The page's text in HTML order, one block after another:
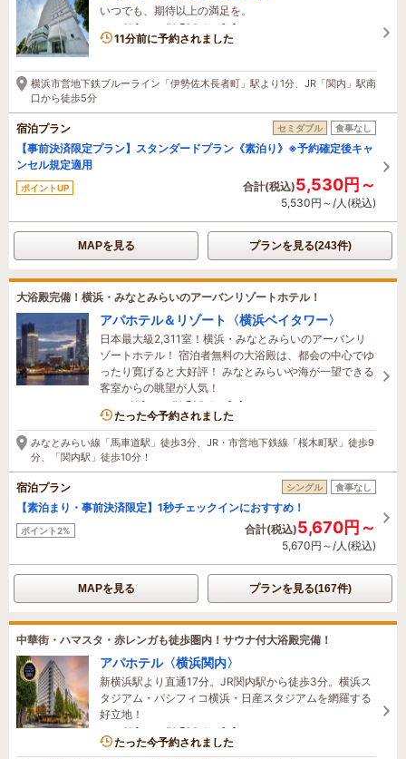
いつでも、期待以上の満足を。
5名がこの宿を見ています
横浜市営地下鉄ブルーライン「伊勢佐木長者町」駅より1分、JR「関内」駅南
口から徒歩5分
宿泊プラン セミダブル 食事なし
【事前決済限定プラン】スタンダードプラン《素泊り》※予約確定後キャ
ンセル規定適用
ポイントUP 合計(税込)5,530円～
5,530円～/人(税込)
MAPを見る プランを見る(243件)
大浴殿完備！横浜・みなとみらいのアーバンリゾートホテル！
アパホテル＆リゾート〈横浜ベイタワー〉
日本最大級2,311室！横浜・みなとみらいのアーバンリ
ゾートホテル！ 宿泊者無料の大浴殿は、都会の中心でゆ
ったり寛げると大好評！ みなとみらいや海が一望できる
客室からの眺望が人気！
37名がこの宿を見ています
たった今予約されました
みなとみらい線「馬車道駅」徒歩3分、JR・市営地下鉄線「桜木町駅」徒歩9
分、「関内駅」徒歩10分！
宿泊プラン シングル 食事なし
【素泊まり・事前決済限定】1秒チェックインにおすすめ！
ポイント2% 合計(税込)5,670円～
5,670円～/人(税込)
MAPを見る プランを見る(167件)
中華街・ハマスタ・赤レンガも徒歩圏内！サウナ付大浴殿完備！
アパホテル〈横浜関内〉
新横浜駅より直通17分。JR関内駅から徒歩3分。横浜ス
タジアム・パシフィコ横浜・日産スタジアムを網羅する
好立地！
5名がこの宿を見ています
たった今予約されました